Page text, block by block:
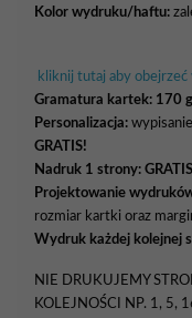
Kolor wydruku/haftu:
kliknij tutaj aby
Gramatura kartek: 170
Personalizacja:
GRATIS!
Nadruk 1 strony:
Projektowanie
rozmiar kartki oraz
Wydruk każdej kolejnej
NIE DRUKUJEMY
KOLEJNOŚCI NP. 1, 5,